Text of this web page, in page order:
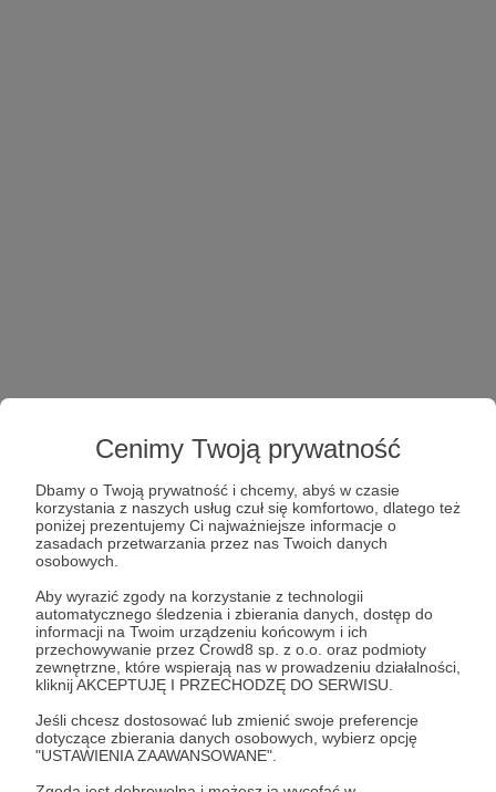
Cenimy Twoją prywatność
Dbamy o Twoją prywatność i chcemy, abyś w czasie
korzystania z naszych usług czuł się komfortowo, dlatego też
poniżej prezentujemy Ci najważniejsze informacje o
zasadach przetwarzania przez nas Twoich danych
osobowych.
Aby wyrazić zgody na korzystanie z technologii
automatycznego śledzenia i zbierania danych, dostęp do
informacji na Twoim urządzeniu końcowym i ich
przechowywanie przez Crowd8 sp. z o.o. oraz podmioty
zewnętrzne, które wspierają nas w prowadzeniu działalności,
kliknij AKCEPTUJĘ I PRZECHODZĘ DO SERWISU.
Jeśli chcesz dostosować lub zmienić swoje preferencje
dotyczące zbierania danych osobowych, wybierz opcję
"USTAWIENIA ZAAWANSOWANE".